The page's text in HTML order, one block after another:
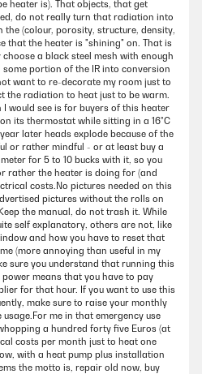
heater is). That objects, that get
do not really turn that radiation into
the (colour, porosity, structure, density,
that the heater is "shining" on. That is
a black steel mesh with enough
portion of the IR into conversion
want to re-decorate my room just to
the radiation to heat just to be warm.
I would see is for buyers of this heater
its thermostat while sitting in a 16°C
later heads explode because of the
or rather mindful - or at least buy a
for 5 to 10 bucks with it, so you
rather the heater is doing for (and
costs.No pictures needed on this
pictures without the rolls on
the manual, do not trash it. While
self explanatory, others are not, like
and how you have to reset that
(more annoying than useful in my
sure you understand that running this
means that you have to pay
for that hour. If you want to use this
make sure to raise your monthly
me in that emergency use
a hundred forty five Euros (at
costs per month just to heat one
with a heat pump plus installation
the motto is, repair old now, buy